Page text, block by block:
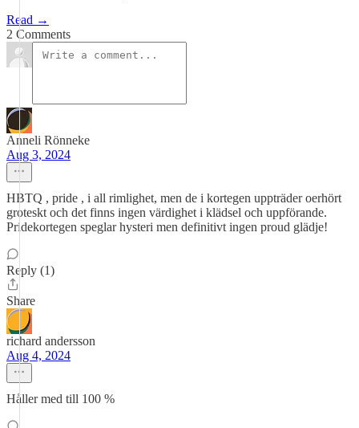
Read →
2 Comments
Anneli Rönneke
Aug 3, 2024
HBTQ , pride , i all rimlighet, men de i kortegen uppträder oerhört
groteskt och det finns ingen värdighet i klädsel och uppförande.
Pridekortegen speglar hysteri men definitivt ingen proud glädje!
Reply (1)
Share
richard andersson
Aug 4, 2024
Håller med till 100 %